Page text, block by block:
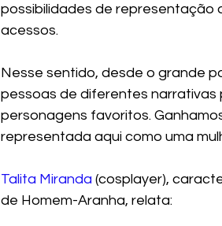
possibilidades de representação
acessos.
Nesse sentido, desde o grande
pessoas de diferentes narrativas
personagens favoritos.
representada aqui como uma
Talita Miranda (cosplayer),
de Homem-Aranha, relata: